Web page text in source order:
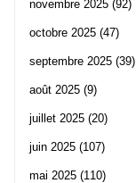
novembre 2025 (92)
octobre 2025 (47)
septembre 2025 (39)
août 2025 (9)
juillet 2025 (20)
juin 2025 (107)
mai 2025 (110)